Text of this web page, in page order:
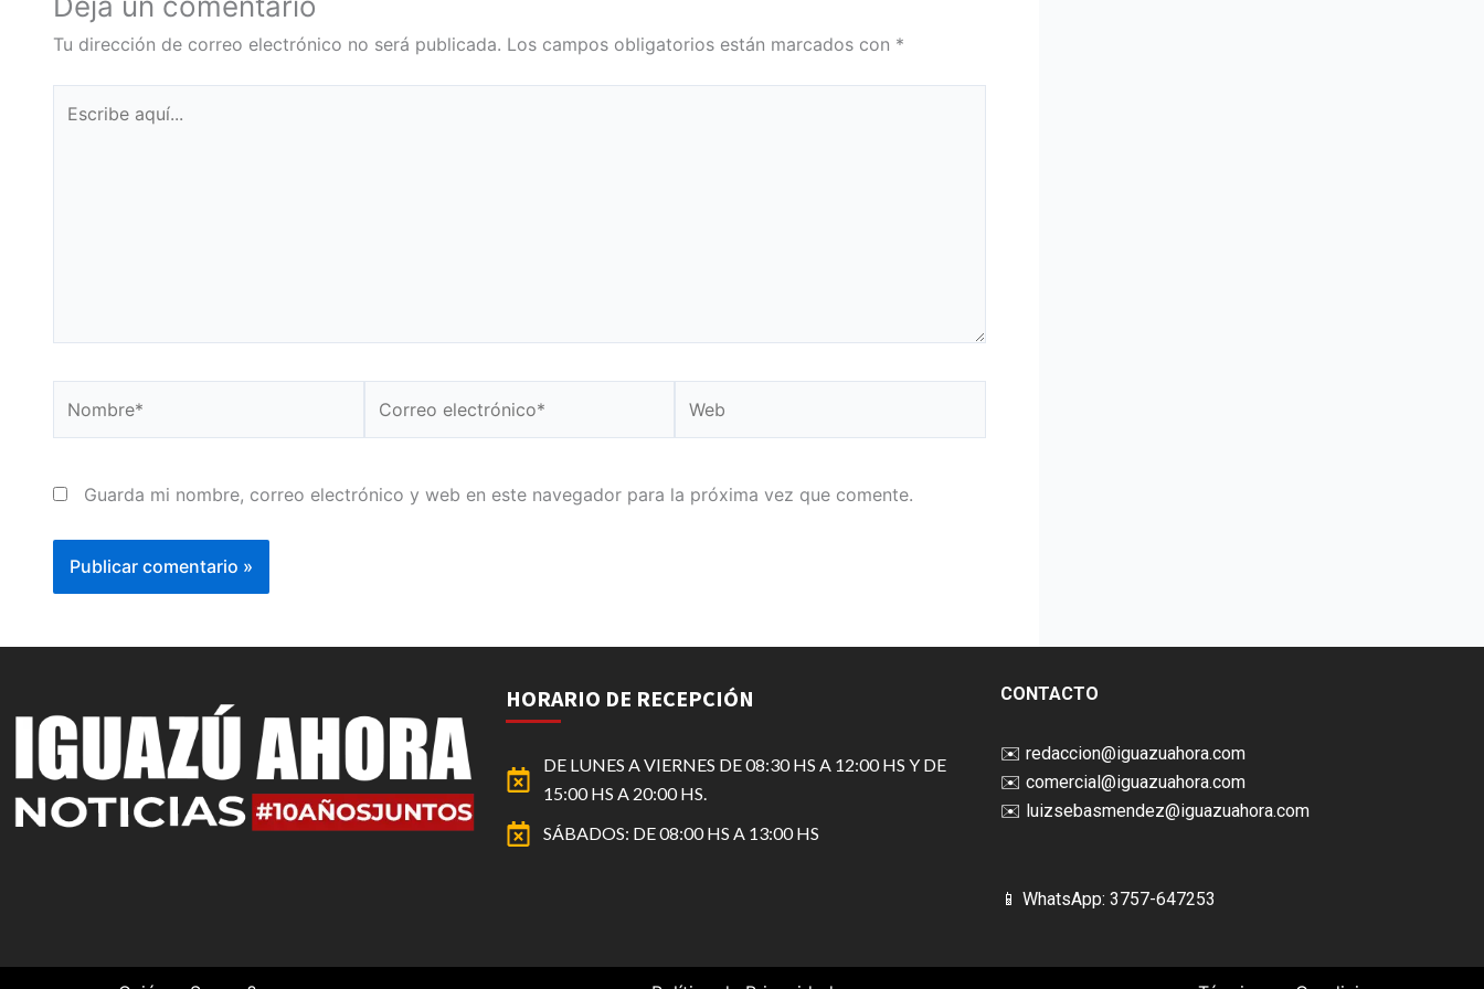
Tu dirección de correo electrónico no será publicada. Los campos obligatorios están marcados con *
aquí...
electrónico*
Guarda mi nombre, correo electrónico y web en este navegador para la próxima vez que comente.
HORARIO DE RECEPCIÓN
DE LUNES A VIERNES DE 08:30 HS A 12:00 HS Y DE
15:00 HS A 20:00 HS.
SÁBADOS: DE 08:00 HS A 13:00 HS
CONTACTO
✉️ redaccion@iguazuahora.com
✉️ comercial@iguazuahora.com
✉️ luizsebasmendez@iguazuahora.com
📱 WhatsApp: 3757-647253